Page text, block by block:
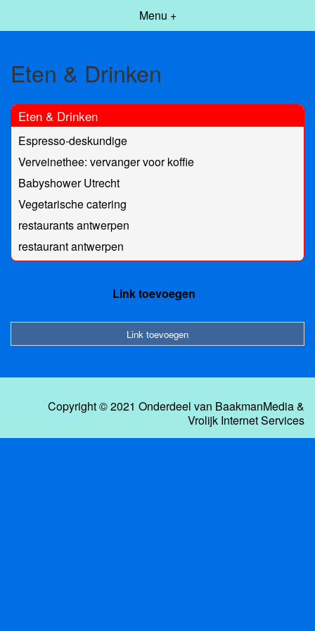
Menu +
Eten & Drinken
Eten & Drinken
Espresso-deskundige
Verveinethee: vervanger voor koffie
Babyshower Utrecht
Vegetarische catering
restaurants antwerpen
restaurant antwerpen
Link toevoegen
Link toevoegen
Copyright © 2021 Onderdeel van BaakmanMedia&
Vrolijk Internet Services